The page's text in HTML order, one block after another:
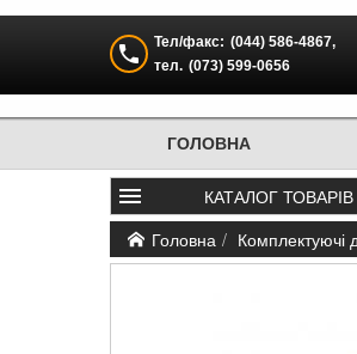
Тел/факс: (044) 586-4867,
тел. (073) 599-0656
ГОЛОВНА
КАТАЛОГ ТОВАРІВ
Головна Комплектуючі